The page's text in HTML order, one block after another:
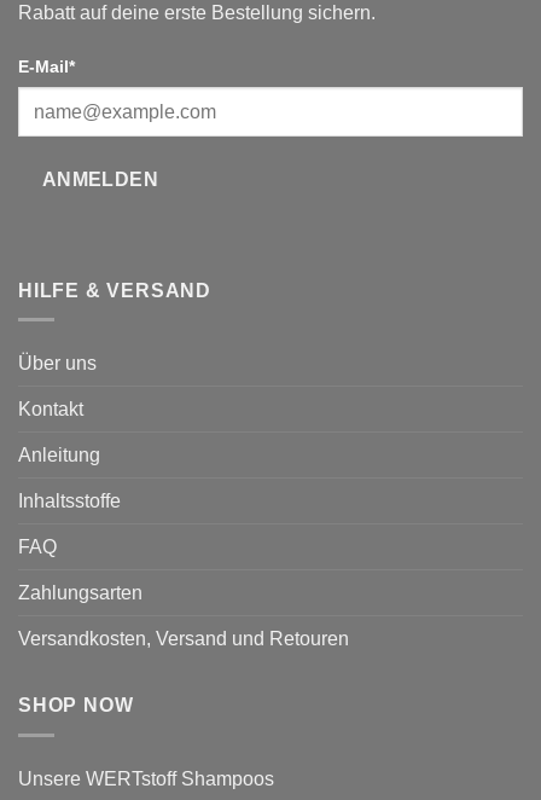
Rabatt auf deine erste Bestellung sichern.
E-Mail*
ANMELDEN
HILFE & VERSAND
Über uns
Kontakt
Anleitung
Inhaltsstoffe
FAQ
Zahlungsarten
Versandkosten, Versand und Retouren
SHOP NOW
Unsere WERTstoff Shampoos